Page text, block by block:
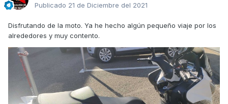
Publicado 21 de Diciembre del 2021
Disfrutando de la moto. Ya he hecho algún pequeño viaje por los
alrededores y muy contento.